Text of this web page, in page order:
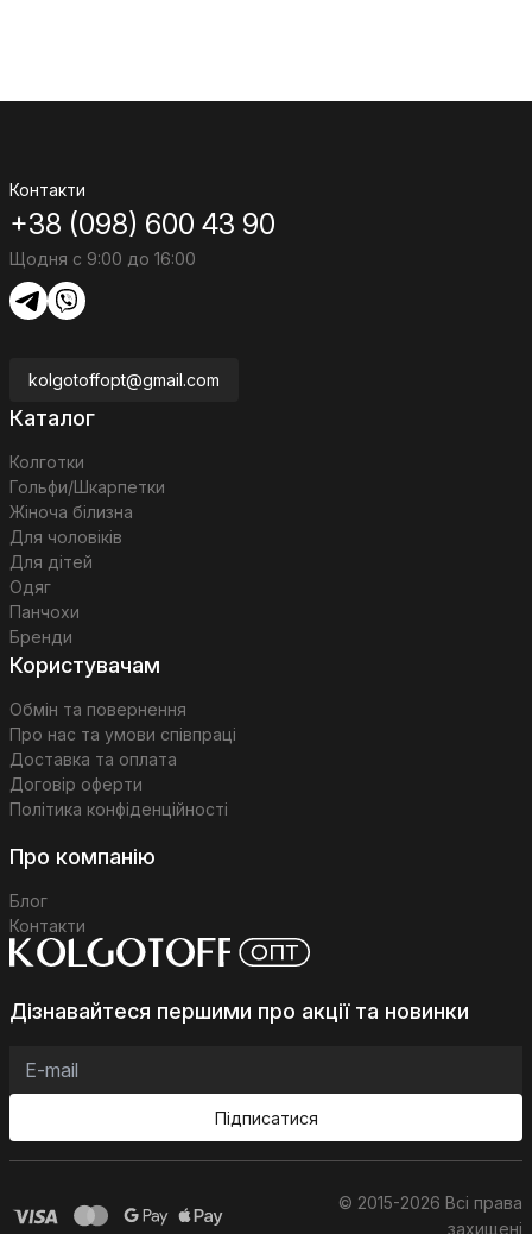
Контакти
+38 (098) 600 43 90
Щодня с 9:00 до 16:00
kolgotoffopt@gmail.com
Каталог
Колготки
Гольфи/Шкарпетки
Жіноча білизна
Для чоловіків
Для дітей
Одяг
Панчохи
Бренди
Користувачам
Обмін та повернення
Про нас та умови співпраці
Доставка та оплата
Договір оферти
Політика конфіденційності
Про компанію
Блог
Контакти
Дізнавайтеся першими про акції та новинки
Підписатися
© 2015-2026 Всі права
захищені